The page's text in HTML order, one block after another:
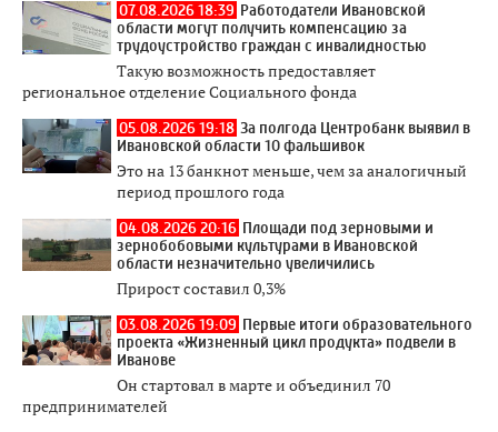
07.08.2026 18:39 Работодатели Ивановской
области могут получить компенсацию за
трудоустройство граждан с инвалидностью
Такую возможность предоставляет
региональное отделение Социального фонда
05.08.2026 19:18 За полгода Центробанк выявил в
Ивановской области 10 фальшивок
Это на 13 банкнот меньше, чем за аналогичный
период прошлого года
04.08.2026 20:16 Площади под зерновыми и
зернобобовыми культурами в Ивановской
области незначительно увеличились
Прирост составил 0,3%
03.08.2026 19:09 Первые итоги образовательного
проекта «Жизненный цикл продукта» подвели в
Иванове
Он стартовал в марте и объединил 70
предпринимателей